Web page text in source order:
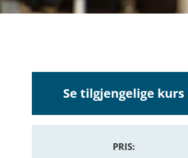
Se tilgjengelige kurs
PRIS: